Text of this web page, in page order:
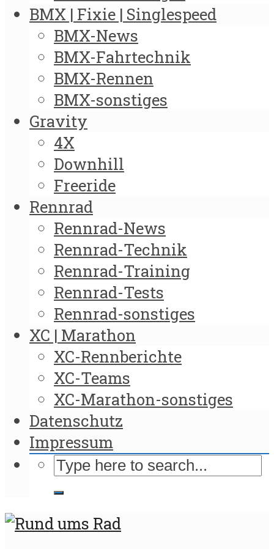
BMX | Fixie | Singlespeed
BMX-News
BMX-Fahrtechnik
BMX-Rennen
BMX-sonstiges
Gravity
4X
Downhill
Freeride
Rennrad
Rennrad-News
Rennrad-Technik
Rennrad-Training
Rennrad-Tests
Rennrad-sonstiges
XC | Marathon
XC-Rennberichte
XC-Teams
XC-Marathon-sonstiges
Datenschutz
Impressum